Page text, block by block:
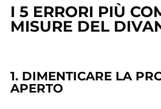
I 5 ERRORI PIÙ
MISURE DEL
1. DIMENTICARE LA
APERTO